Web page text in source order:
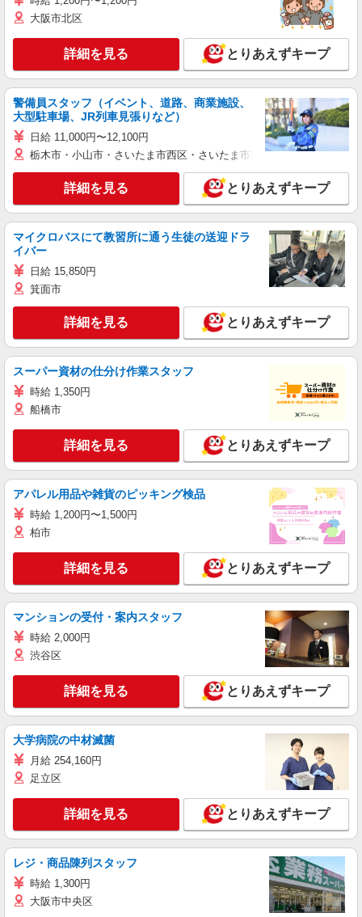
大阪市北区
詳細を見る とりあえずキープ
警備員スタッフ（イベント、道路、商業施設、
大型駐車場、JR列車見張りなど）
日給 11,000円〜12,100円
栃木市・小山市・さいたま市西区・さいたま市岩槻区・久喜市・蓮田
詳細を見る とりあえずキープ
マイクロバスにて教習所に通う生徒の送迎ドラ
イバー
日給 15,850円
箕面市
詳細を見る とりあえずキープ
スーパー資材の仕分け作業スタッフ
時給 1,350円
船橋市
詳細を見る とりあえずキープ
アパレル用品や雑貨のピッキング検品
時給 1,200円〜1,500円
柏市
詳細を見る とりあえずキープ
マンションの受付・案内スタッフ
時給 2,000円
渋谷区
詳細を見る とりあえずキープ
大学病院の中材滅菌
月給 254,160円
足立区
詳細を見る とりあえずキープ
レジ・商品陳列スタッフ
時給 1,300円
大阪市中央区